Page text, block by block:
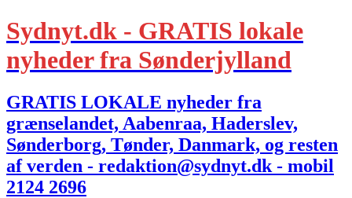
Sydnyt.dk - GRATIS lokale
nyheder fra Sønderjylland
GRATIS LOKALE nyheder fra
grænselandet, Aabenraa, Haderslev,
Sønderborg, Tønder, Danmark, og resten
af verden - redaktion@sydnyt.dk - mobil
2124 2696